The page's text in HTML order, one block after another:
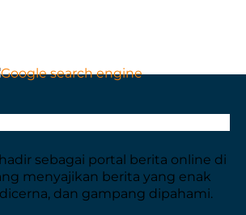
sebagai portal berita online di
menyajikan berita yang enak
dan gampang dipahami.